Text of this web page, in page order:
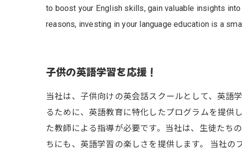
to boost your English skills, gain valuable insights
reasons, investing in your language education is a
子供の英語学習を応援！
当社は、子供向けの英会話スクールとして、英語
るために、英語教育に特化したプログラムを提供
た教師による指導が必要です。当社は、生徒たち
ちにも、英語学習の楽しさを提供します。 当社の